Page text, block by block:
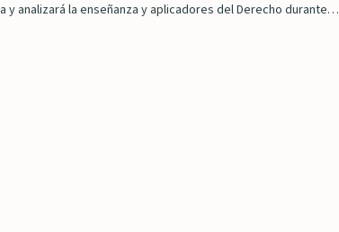
y analizará la enseñanza y aplicadores del Derecho durante…